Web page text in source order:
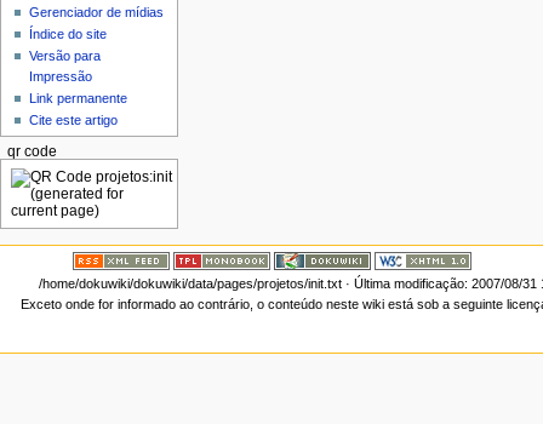
Gerenciador de mídias
Índice do site
Versão para
Impressão
Link permanente
Cite este artigo
qr code
/home/dokuwiki/dokuwiki/data/pages/projetos/init.txt· Última modificação: 2007/08/
Exceto onde for informado ao contrário, o conteúdo neste wiki está sob a seguinte